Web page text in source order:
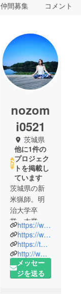
仲間募集 コメント
nozom
i0521
茨城県
他に1件の
プロジェク
トを掲載し
ています
茨城県の新
米猟師。明
治大学卒
業。本業は
ヨガのイン
ストラク
ター。
東京に10年
以上住んだ
https://www.youtube.com/c/nozomikarichan
https://www.facebook.com/nozomi.karichan/
https://twitter.com/nonchaaan512
http://www.nonchannozomi.com/
メッセー
ジを送る